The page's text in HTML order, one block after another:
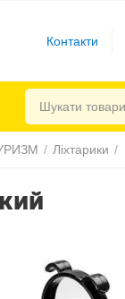
Контакти
/ Ліхтарики /